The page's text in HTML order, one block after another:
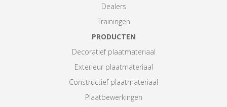
Dealers
Trainingen
PRODUCTEN
Decoratief plaatmateriaal
Exterieur plaatmateriaal
Constructief plaatmateriaal
Plaatbewerkingen